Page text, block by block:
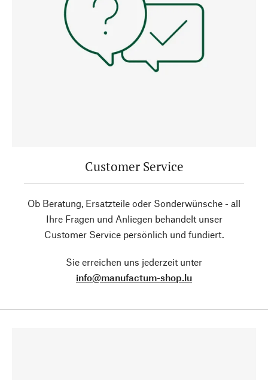
Customer Service
Ob Beratung, Ersatzteile oder Sonderwünsche - all
Ihre Fragen und Anliegen behandelt unser
Customer Service persönlich und fundiert.
Sie erreichen uns jederzeit unter
info@manufactum-shop.lu